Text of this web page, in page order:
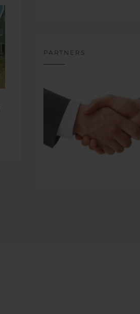
PARTNERS